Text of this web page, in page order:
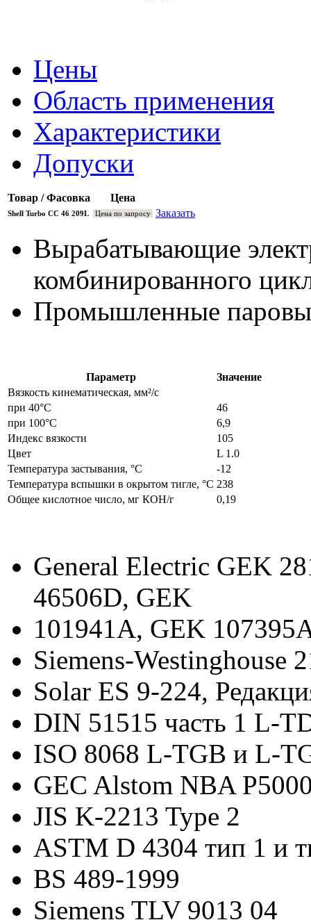
Цены
Область применения
Характеристики
Допуски
Товар / Фасовка Цена
Shell Turbo CC 46 209L Цена по запросу Заказать
Вырабатывающие
комбинированного
Промышленные
Параметр
Значение
Вязкость кинематическая, мм²/с
при 40°C
46
при 100°C
6,9
Индекс вязкости
105
Цвет
L 1.0
Температура застывания, °С
-12
Температура вспышки в окрытом тигле, °C 238
Общее кислотное число, мг КОН/г
0,19
General Electric GEK
46506D, GEK
101941A, GEK
Siemens-Westinghouse
Solar ES 9-224,
DIN 51515 часть 1 L-
ISO 8068 L-TGB и L-
GEC Alstom NBA
JIS K-2213 Type 2
ASTM D 4304 тип 1 и
BS 489-1999
Siemens TLV 9013 04